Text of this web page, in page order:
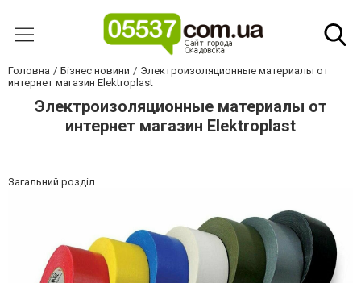
Головна Бізнес новини
Электроизоляционные материалы от
интернет магазин Elektroplast
Электроизоляционные материалы от
интернет магазин Elektroplast
Загальний розділ